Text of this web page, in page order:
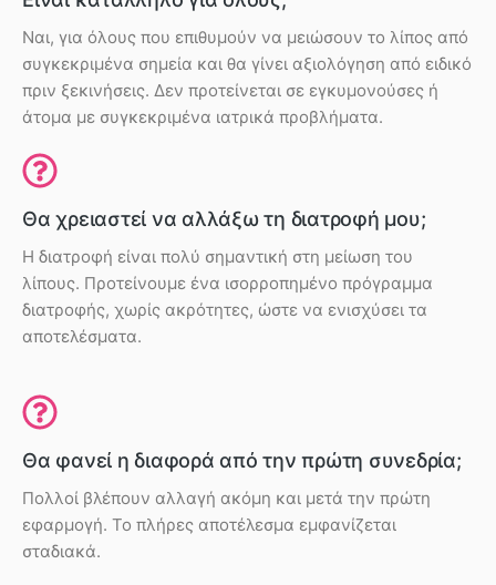
Ναι, για όλους που επιθυμούν να μειώσουν το λίπος από
συγκεκριμένα σημεία και θα γίνει αξιολόγηση από ειδικό
πριν ξεκινήσεις. Δεν προτείνεται σε εγκυμονούσες ή
άτομα με συγκεκριμένα ιατρικά προβλήματα.
Θα χρειαστεί να αλλάξω τη διατροφή μου;
Η διατροφή είναι πολύ σημαντική στη μείωση του
λίπους. Προτείνουμε ένα ισορροπημένο πρόγραμμα
διατροφής, χωρίς ακρότητες, ώστε να ενισχύσει τα
αποτελέσματα.
Θα φανεί η διαφορά από την πρώτη συνεδρία;
Πολλοί βλέπουν αλλαγή ακόμη και μετά την πρώτη
εφαρμογή. Το πλήρες αποτέλεσμα εμφανίζεται
σταδιακά.